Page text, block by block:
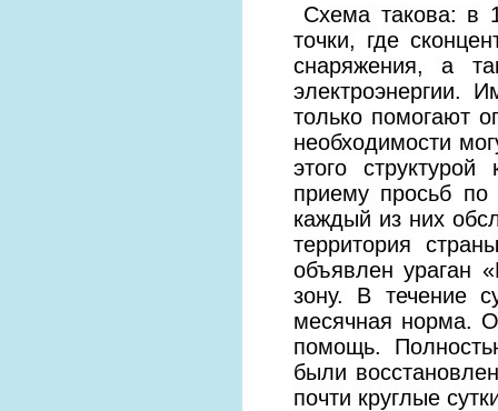
Схема такова: в
точки, где
снаряжения, а
электроэнергии.
только помогают
необходимости
этого
приему просьб
каждый из них
территория
объявлен ураган
зону. В течение
месячная норма.
помощь.
были
почти круглые